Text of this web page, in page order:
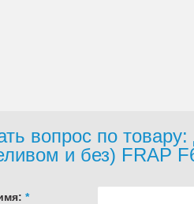
вопрос по
и без) FRAP
*